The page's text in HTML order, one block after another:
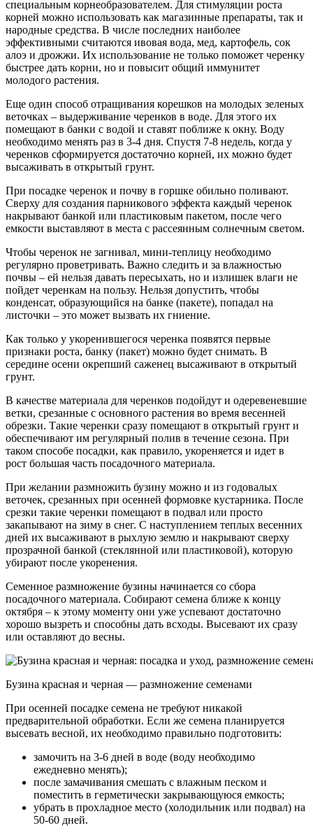
специальным корнеобразователем. Для стимуляции роста
корней можно использовать как магазинные препараты, так и
народные средства. В числе последних наиболее
эффективными считаются ивовая вода, мед, картофель, сок
алоэ и дрожжи. Их использование не только поможет черенку
быстрее дать корни, но и повысит общий иммунитет
молодого растения.
Еще один способ отращивания корешков на молодых зеленых
веточках – выдерживание черенков в воде. Для этого их
помещают в банки с водой и ставят поближе к окну. Воду
необходимо менять раз в 3-4 дня. Спустя 7-8 недель, когда у
черенков сформируется достаточно корней, их можно будет
высаживать в открытый грунт.
При посадке черенок и почву в горшке обильно поливают.
Сверху для создания парникового эффекта каждый черенок
накрывают банкой или пластиковым пакетом, после чего
емкости выставляют в места с рассеянным солнечным светом.
Чтобы черенок не загнивал, мини-теплицу необходимо
регулярно проветривать. Важно следить и за влажностью
почвы – ей нельзя давать пересыхать, но и излишек влаги не
пойдет черенкам на пользу. Нельзя допустить, чтобы
конденсат, образующийся на банке (пакете), попадал на
листочки – это может вызвать их гниение.
Как только у укоренившегося черенка появятся первые
признаки роста, банку (пакет) можно будет снимать. В
середине осени окрепший саженец высаживают в открытый
грунт.
В качестве материала для черенков подойдут и одеревеневшие
ветки, срезанные с основного растения во время весенней
обрезки. Такие черенки сразу помещают в открытый грунт и
обеспечивают им регулярный полив в течение сезона. При
таком способе посадки, как правило, укореняется и идет в
рост большая часть посадочного материала.
При желании размножить бузину можно и из годовалых
веточек, срезанных при осенней формовке кустарника. После
срезки такие черенки помещают в подвал или просто
закапывают на зиму в снег. С наступлением теплых весенних
дней их высаживают в рыхлую землю и накрывают сверху
прозрачной банкой (стеклянной или пластиковой), которую
убирают после укоренения.
Семенное размножение бузины начинается со сбора
посадочного материала. Собирают семена ближе к концу
октября – к этому моменту они уже успевают достаточно
хорошо вызреть и способны дать всходы. Высевают их сразу
или оставляют до весны.
Бузина красная и черная — размножение семенами
При осенней посадке семена не требуют никакой
предварительной обработки. Если же семена планируется
высевать весной, их необходимо правильно подготовить:
замочить на 3-6 дней в воде (воду необходимо
ежедневно менять);
после замачивания смешать с влажным песком и
поместить в герметически закрывающуюся емкость;
убрать в прохладное место (холодильник или подвал) на
50-60 дней.